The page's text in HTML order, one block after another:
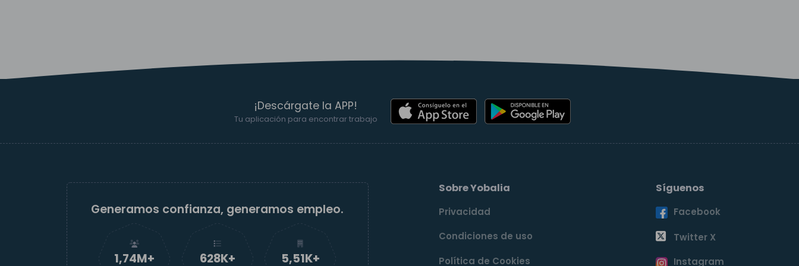
¡Descárgate la APP!
Tu aplicación para encontrar trabajo
Generamos confianza, generamos empleo.
1,74M+ 629K+ 5,52K+
Sobre Yobalia
Privacidad
Condiciones de uso
Política de Cookies
Síguenos
Facebook
Twitter X
Instagram